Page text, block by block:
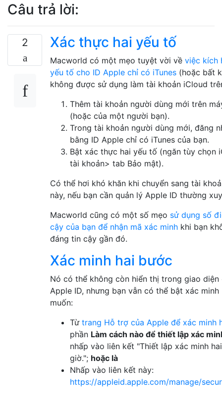
Câu trả lời:
2 Xác thực hai yếu tố
Macworld có một mẹo tuyệt vời về việc kích
yếu tố cho ID Apple chỉ có iTunes (hoặc bất
không được sử dụng làm tài khoản iCloud
Thêm tài khoản người dùng mới trên
(hoặc của một người bạn).
Trong tài khoản người dùng mới, đăng
bằng ID Apple chỉ có iTunes của bạn.
Bật xác thực hai yếu tố (ngăn tùy chọn
tài khoản> tab Bảo mật).
Có thể hơi khó khăn khi chuyển sang tài
này, nếu bạn cần quản lý Apple ID thường
Macworld cũng có một số mẹo sử dụng số
cậy của bạn để nhận mã xác minh khi bạn
đáng tin cậy gần đó.
Xác minh hai bước
Nó có thể không còn hiển thị trong giao diện
Apple ID, nhưng bạn vẫn có thể bật xác
muốn:
Từ trang Hỗ trợ của Apple để xác minh
phần Làm cách nào để thiết lập xác
nhấp vào liên kết "Thiết lập xác minh
giờ."; hoặc là
Nhấp vào liên kết này:
https://appleid.apple.com/manage/